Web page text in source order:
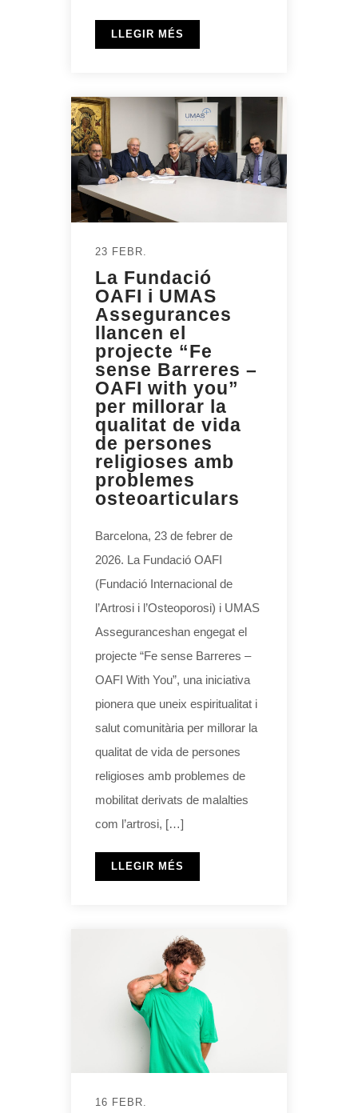
LLEGIR MÉS
23 FEBR.
La Fundació
OAFI i UMAS
Assegurances
llancen el
projecte “Fe
sense Barreres –
OAFI with you”
per millorar la
qualitat de vida
de persones
religioses amb
problemes
osteoarticulars
Barcelona, 23 de febrer de
2026. La Fundació OAFI
(Fundació Internacional de
l’Artrosi i l’Osteoporosi) i UMAS
Asseguranceshan engegat el
projecte “Fe sense Barreres –
OAFI With You”, una iniciativa
pionera que uneix espiritualitat i
salut comunitària per millorar la
qualitat de vida de persones
religioses amb problemes de
mobilitat derivats de malalties
com l’artrosi, […]
LLEGIR MÉS
16 FEBR.